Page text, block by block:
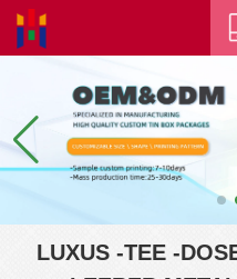
LUXUS -TEE -